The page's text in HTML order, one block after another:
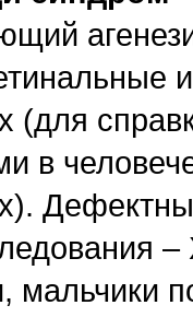
(для
в
мальчики